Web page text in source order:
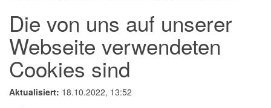
Die von uns auf unserer
Webseite verwendeten
Cookies sind
Aktualisiert: 18.10.2022, 13:52